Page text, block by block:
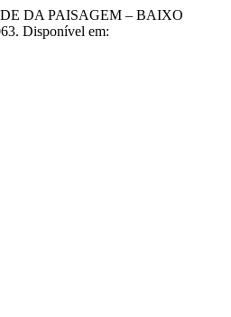
DA PAISAGEM – BAIXO
Disponível em: